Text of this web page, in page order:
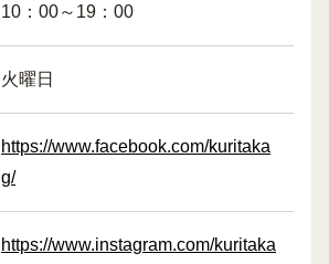
10：00～19：00
火曜日
https://www.facebook.com/kuritaka
g/
https://www.instagram.com/kuritaka